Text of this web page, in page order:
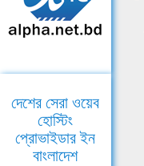
দেশের সেরা ওয়েব
হোস্টিং
প্রোভাইডার ইন
বাংলাদেশ